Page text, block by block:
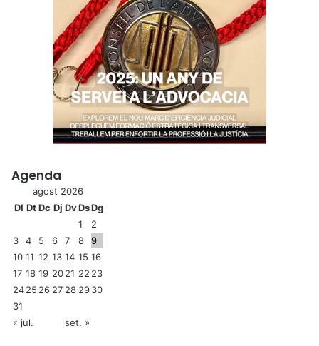
Agenda
agost 2026
Dl DtDc Dj DvDsDg
1
2
3
4 5 6 7 8
9
10 11 12 13 14 15 16
17 18 19 2021 22 23
2425 26 27 28 2930
31
« jul.
set. »